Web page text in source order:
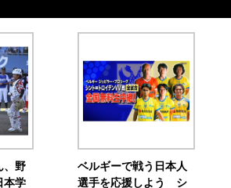
、野
本学
ベルギーで戦う日本人
選手を応援しよう シ